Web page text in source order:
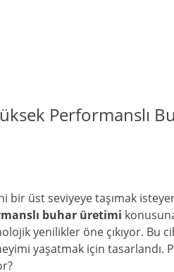
Performanslı
üst seviyeye taşımak
buhar üretimi
yenilikler öne çıkıyor. Bu
yaşatmak için tasarlandı.